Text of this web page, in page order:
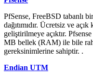
PfSense, FreeBSD tabanlı
dağıtımıdır. Ücretsiz ve
geliştirilmeye açıktır.
MB bellek (RAM) ile bile
gereksinimlerine sahiptir. .
Endian UTM